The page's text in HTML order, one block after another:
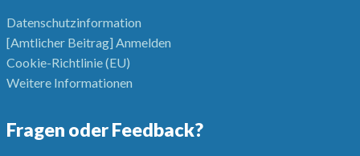
Datenschutzinformation
[Amtlicher Beitrag] Anmelden
Cookie-Richtlinie (EU)
Weitere Informationen
Fragen oder Feedback?